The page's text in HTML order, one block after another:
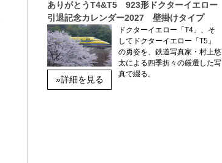
ありがとうT4&T5 923形ドクターイエロー
引退記念カレンダー2027 壁掛けタイプ
»詳細を見る
ドクターイエロー「T4」、そ
してドクターイエロー「T5」
の勇姿を、鉄道写真家・村上悠
太による四季折々の厳選した写
真で綴る。